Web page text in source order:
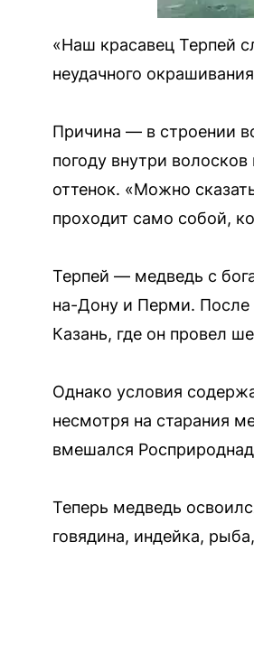
«Наш красавец Терпей
неудачного
Причина — в строении
погоду внутри
оттенок. «Можно
проходит само собой,
Терпей — медведь с
на-Дону и Перми. После
Казань, где он провел
Однако условия
несмотря на старания
вмешался
Теперь медведь
говядина, индейка,